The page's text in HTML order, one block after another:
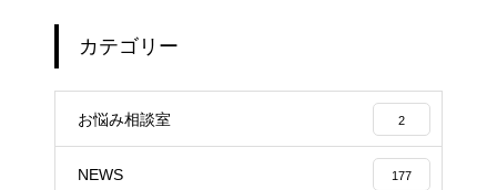
カテゴリー
お悩み相談室 2
NEWS 177